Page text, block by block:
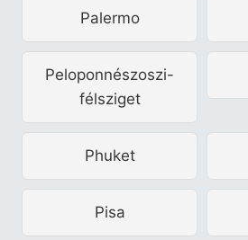
Palermo
Peloponnészoszi-
félsziget
Phuket
Pisa